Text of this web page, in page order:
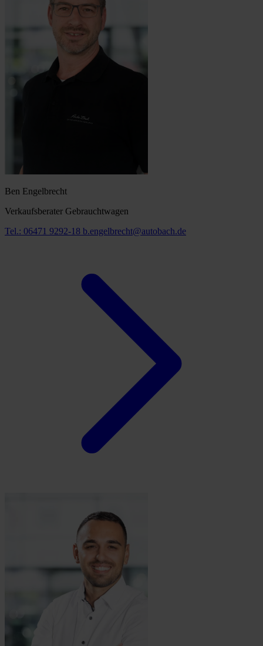
Ben Engelbrecht
Verkaufsberater Gebrauchtwagen
Tel.: 06471 9292-18 b.engelbrecht@autobach.de